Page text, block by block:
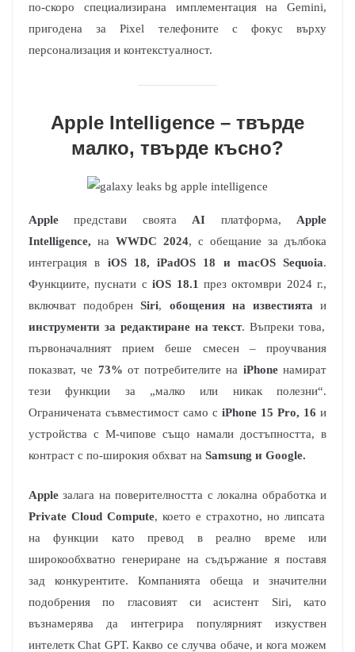
по-скоро специализирана имплементация на Gemini,
пригодена за Pixel телефоните с фокус върху
персонализация и контекстуалност.
Apple Intelligence – твърде
малко, твърде късно?
Appleпредстави своята AI платформа, Apple
Intelligence, на WWDC 2024, с обещание за дълбока
интеграция в iOS 18, iPadOS 18 и macOS Sequoia.
Функциите, пуснати с iOS 18.1 през октомври 2024 г.,
включват подобренSiri, обощения на известията и
инструменти за редактиране на текст. Въпреки това,
първоначалният прием беше смесен – проучвания
показват, че 73% от потребителите на iPhoneнамират
тези функции за „малко или никак полезни“.
Ограничената съвместимост само с iPhone 15 Pro, 16 и
устройства с M-чипове също намали достъпността, в
контраст с по-широкия обхват на Samsung и Google.
Appleзалага на поверителността с локална обработка и
Private Cloud Compute, което е страхотно, но липсата
на функции като превод в реално време или
широкообхватно генериране на съдържание я поставя
зад конкурентите. Компанията обеща и значителни
подобрения по гласовият си асистент Siri, като
възнамерява да интегрира популярният изкуствен
интелетк Chat GPT. Какво се случва обаче, и кога можем